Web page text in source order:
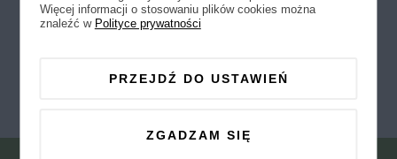
Więcej informacji o stosowaniu plików cookies można
znaleźć w Polityce prywatności
PRZEJDŹ DO USTAWIEŃ
ZGADZAM SIĘ